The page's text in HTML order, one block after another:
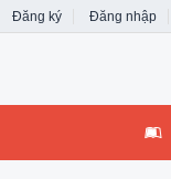
Đăng ký Đăng nhập